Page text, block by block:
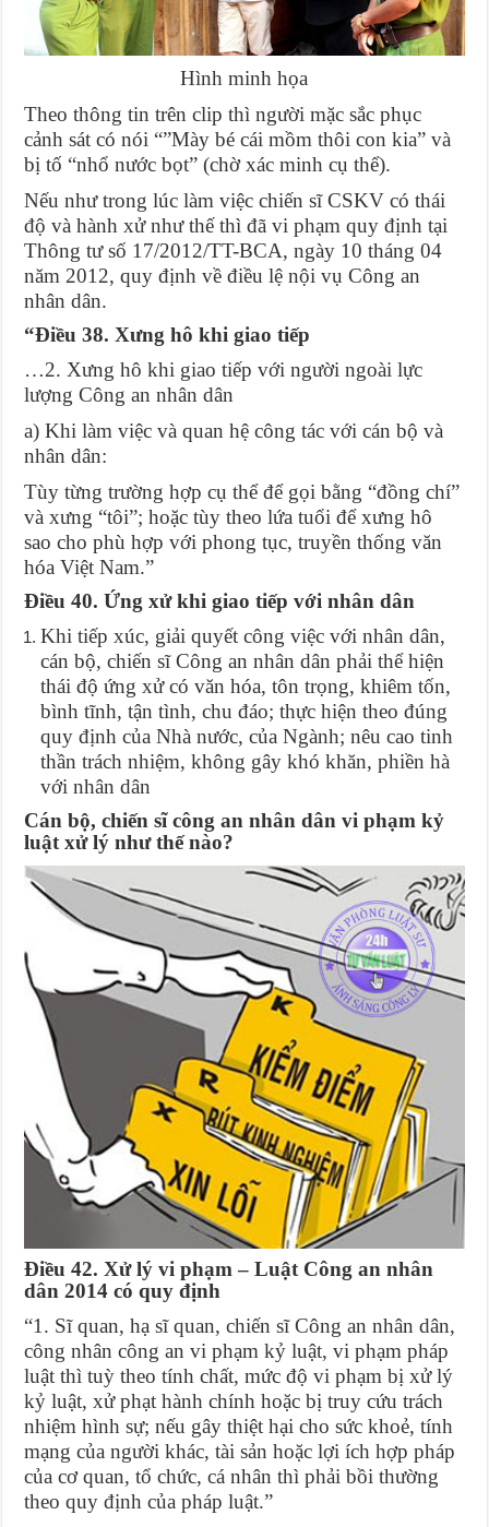
Hình minh họa
Theo thông tin trên clip thì người mặc sắc phục
cảnh sát có nói “”Mày bé cái mồm thôi con kia” và
bị tố “nhổ nước bọt” (chờ xác minh cụ thể).
Nếu như trong lúc làm việc chiến sĩ CSKV có thái
độ và hành xử như thế thì đã vi phạm quy định tại
Thông tư số 17/2012/TT-BCA, ngày 10 tháng 04
năm 2012, quy định về điều lệ nội vụ Công an
nhân dân.
“Điều 38. Xưng hô khi giao tiếp
…2. Xưng hô khi giao tiếp với người ngoài lực
lượng Công an nhân dân
a) Khi làm việc và quan hệ công tác với cán bộ và
nhân dân:
Tùy từng trường hợp cụ thể để gọi bằng “đồng chí”
và xưng “tôi”; hoặc tùy theo lứa tuổi để xưng hô
sao cho phù hợp với phong tục, truyền thống văn
hóa Việt Nam.”
Điều 40. Ứng xử khi giao tiếp với nhân dân
Khi tiếp xúc, giải quyết công việc với nhân dân,
cán bộ, chiến sĩ Công an nhân dân phải thể hiện
thái độ ứng xử có văn hóa, tôn trọng, khiêm tốn,
bình tĩnh, tận tình, chu đáo; thực hiện theo đúng
quy định của Nhà nước, của Ngành; nêu cao tinh
thần trách nhiệm, không gây khó khăn, phiền hà
với nhân dân
Cán bộ, chiến sĩ công an nhân dân vi phạm kỷ
luật xử lý như thế nào?
Điều 42. Xử lý vi phạm – Luật Công an nhân
dân 2014 có quy định
“1. Sĩ quan, hạ sĩ quan, chiến sĩ Công an nhân dân,
công nhân công an vi phạm kỷ luật, vi phạm pháp
luật thì tuỳ theo tính chất, mức độ vi phạm bị xử lý
kỷ luật, xử phạt hành chính hoặc bị truy cứu trách
nhiệm hình sự; nếu gây thiệt hại cho sức khoẻ, tính
mạng của người khác, tài sản hoặc lợi ích hợp pháp
của cơ quan, tổ chức, cá nhân thì phải bồi thường
theo quy định của pháp luật.”